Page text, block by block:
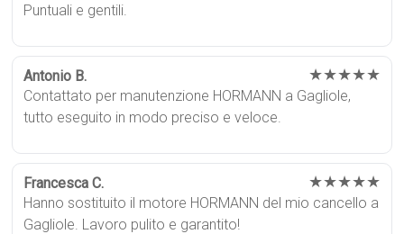
Puntuali e gentili.
Antonio B. ★★★★★
Contattato per manutenzione HORMANN a Gagliole,
tutto eseguito in modo preciso e veloce.
Francesca C. ★★★★★
Hanno sostituito il motore HORMANN del mio cancello a
Gagliole. Lavoro pulito e garantito!